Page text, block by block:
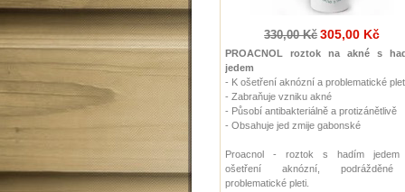
330,00 Kč 305,00 Kč
PROACNOL roztok na akné s
jedem
- K ošetření aknózní a problematické
- Zabraňuje vzniku akné
- Působí antibakteriálně a protizánětlivě
- Obsahuje jed zmije gabonské
Proacnol - roztok s hadím jedem
ošetření aknózní,
problematické pleti.